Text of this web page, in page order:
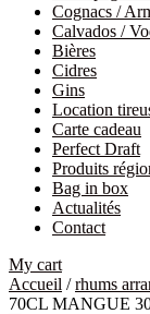
Cognacs /
Calvados /
Bières
Cidres
Gins
Location
Carte cadeau
Perfect Draft
Produits
Bag in box
Actualités
Contact
My cart
Accueil /rhums
70CL MANGUE